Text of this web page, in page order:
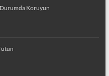
Durumda Koruyun